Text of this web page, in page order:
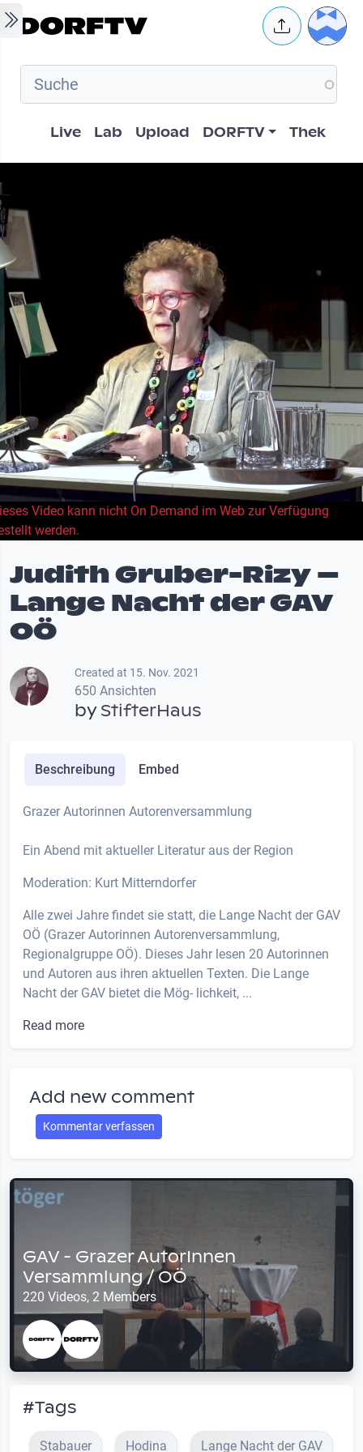
Skip to main content User
Hauptnavigation
Live Lab Upload DORFTV Thek
Video kann nicht On Demand im Web zur Verfügung
werden.
Judith Gruber-Rizy –
Lange Nacht der GAV
OÖ
Created at 15. Nov. 2021
650 Ansichten
byStifterHaus
Beschreibung Embed
Grazer Autorinnen Autorenversammlung
Ein Abend mit aktueller Literatur aus der Region
Moderation: Kurt Mitterndorfer
Alle zwei Jahre findet sie statt, die Lange Nacht der GAV
OÖ (Grazer Autorinnen Autorenversammlung,
Regionalgruppe OÖ). Dieses Jahr lesen 20 Autorinnen
und Autoren aus ihren aktuellen Texten. Die Lange
Nacht der GAV bietet die Mög- lichkeit, ...
Read more
Add new comment
Kommentar verfassen
GAV - Grazer AutorInnen
Versammlung / OÖ
220 Videos, 2 Members
#Tags
Stabauer Hodina Lange Nacht der GAV